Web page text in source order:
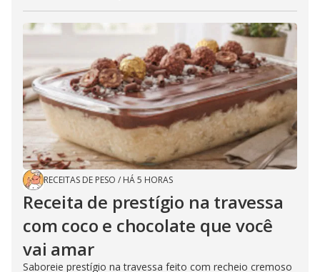
RECEITAS DE PESO / HÁ 5 HORAS
Receita de prestígio na travessa
com coco e chocolate que você
vai amar
Saboreie prestígio na travessa feito com recheio cremoso